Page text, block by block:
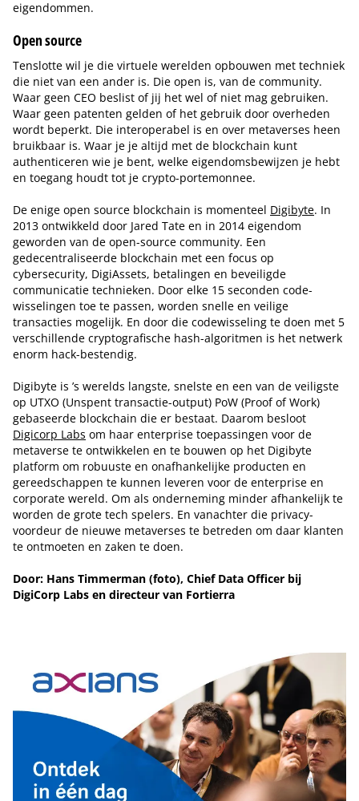
eigendommen.
Open source
Tenslotte wil je die virtuele werelden opbouwen met techniek
die niet van een ander is. Die open is, van de community.
Waar geen CEO beslist of jij het wel of niet mag gebruiken.
Waar geen patenten gelden of het gebruik door overheden
wordt beperkt. Die interoperabel is en over metaverses heen
bruikbaar is. Waar je je altijd met de blockchain kunt
authenticeren wie je bent, welke eigendomsbewijzen je hebt
en toegang houdt tot je crypto-portemonnee.
De enige open source blockchain is momenteel Digibyte. In
2013 ontwikkeld door Jared Tate en in 2014 eigendom
geworden van de open-source community. Een
gedecentraliseerde blockchain met een focus op
cybersecurity, DigiAssets, betalingen en beveiligde
communicatie technieken. Door elke 15 seconden code-
wisselingen toe te passen, worden snelle en veilige
transacties mogelijk. En door die codewisseling te doen met 5
verschillende cryptografische hash-algoritmen is het netwerk
enorm hack-bestendig.
Digibyte is ’s werelds langste, snelste en een van de veiligste
op UTXO (Unspent transactie-output) PoW (Proof of Work)
gebaseerde blockchain die er bestaat. Daarom besloot
Digicorp Labs om haar enterprise toepassingen voor de
metaverse te ontwikkelen en te bouwen op het Digibyte
platform om robuuste en onafhankelijke producten en
gereedschappen te kunnen leveren voor de enterprise en
corporate wereld. Om als onderneming minder afhankelijk te
worden de grote tech spelers. En vanachter die privacy-
voordeur de nieuwe metaverses te betreden om daar klanten
te ontmoeten en zaken te doen.
Door: Hans Timmerman (foto), Chief Data Officer bij
DigiCorp Labs en directeur van Fortierra